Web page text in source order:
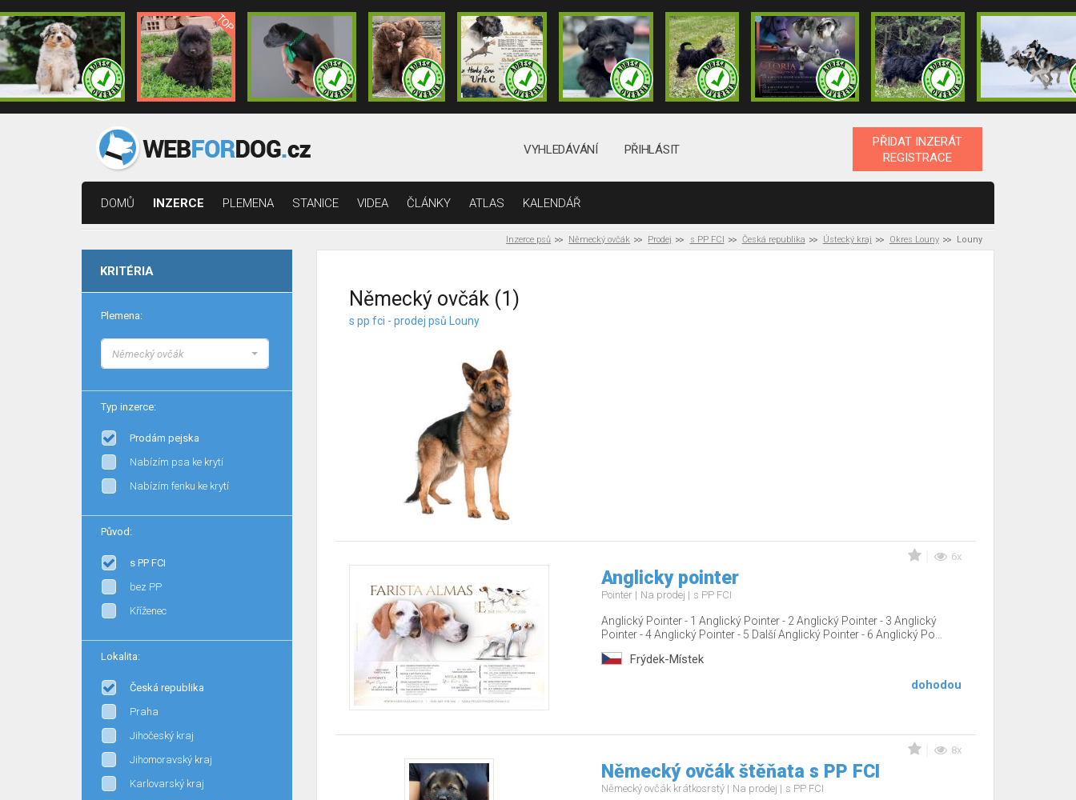
VYHLEDÁVÁNÍ PŘIHLÁSIT
PŘIDAT INZERÁT
REGISTRACE
DOMŮ INZERCE PLEMENA STANICE VIDEA ČLÁNKY ATLAS KALENDÁŘ
Inzerce psů Německý ovčák Prodej s PP FCI Česká republika Ústecký kraj Okres Louny Louny
KRITÉRIA
Plemena:
Německý ovčák
Typ inzerce:
Prodám pejska
Nabízím psa ke krytí
Nabízím fenku ke krytí
Původ:
s PP FCI
bez PP
Kříženec
Lokalita:
Česká republika
Praha
Jihočeský kraj
Jihomoravský kraj
Karlovarský kraj
Německý ovčák (1)
s pp fci - prodej psů Louny
6x
Anglicky pointer
Pointer Na prodej s PP FCI
Anglický Pointer - 1 Anglický Pointer - 2 Anglický Pointer - 3 Anglický
Pointer - 4 Anglický Pointer - 5 Další Anglický Pointer - 6 Anglický Po...
Frýdek-Místek
dohodou
8x
Německý ovčák štěňata s PP FCI
Německý ovčák krátkosrstý Na prodej s PP FCI